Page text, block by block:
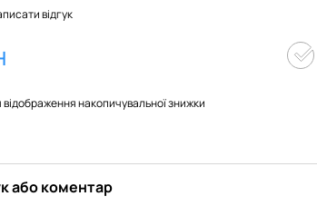
відгук
відображення накопичувальної знижки
або коментар